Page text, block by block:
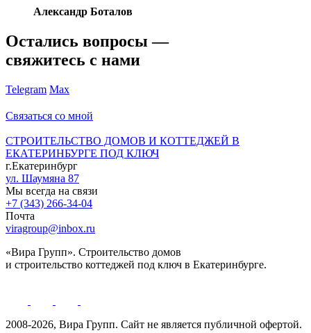
Александр Боталов
Остались вопросы —
свяжитесь с нами
Telegram Max
Связаться со мной
СТРОИТЕЛЬСТВО ДОМОВ И КОТТЕДЖЕЙ В
ЕКАТЕРИНБУРГЕ ПОД КЛЮЧ
г.Екатеринбург
ул. Шаумяна 87
Мы всегда на связи
+7 (343) 266-34-04
Почта
viragroup@inbox.ru
«Вира Групп». Строительство домов
и строительство коттеджей под ключ в Екатеринбурге.
2008-2026, Вира Групп. Cайт не является публичной офертой.